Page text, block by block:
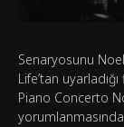
Senaryosunu
Life’tan
Piano Concerto